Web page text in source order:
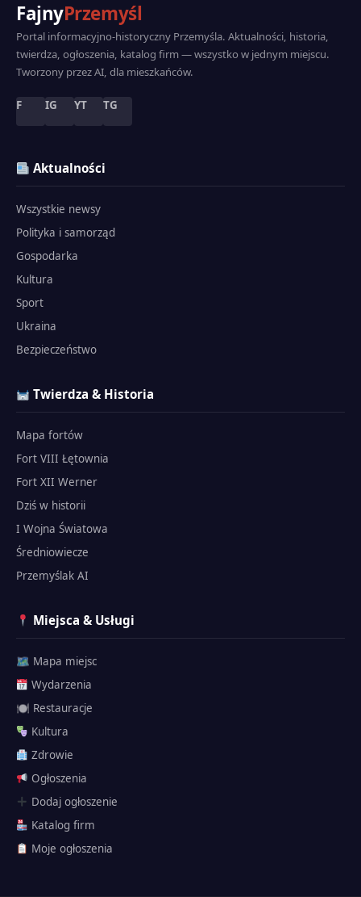
FajnyPrzemyśl
Portal informacyjno-historyczny Przemyśla. Aktualności, historia,
twierdza, ogłoszenia, katalog firm — wszystko w jednym miejscu.
Tworzony przez AI, dla mieszkańców.
F IG YT TG
Aktualności
Wszystkie newsy
Polityka i samorząd
Gospodarka
Kultura
Sport
Ukraina
Bezpieczeństwo
Twierdza & Historia
Mapa fortów
Fort VIII Łętownia
Fort XII Werner
Dziś w historii
I Wojna Światowa
Średniowiecze
Przemyślak AI
Miejsca & Usługi
🗺 Mapa miejsc
Wydarzenia
🍽 Restauracje
Kultura
Zdrowie
Ogłoszenia
Dodaj ogłoszenie
Katalog firm
Moje ogłoszenia